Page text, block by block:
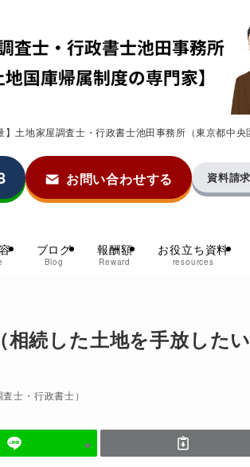
土地家屋調査士・行政書士池田事務所（東京都中
ブログ
Blog
報酬額
Reward
お役立ち資料
resources
お問い合わせする 資料請
相続した土地を手放した
士・行政書士）